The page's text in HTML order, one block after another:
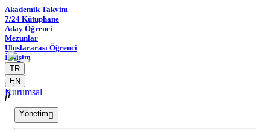
Akademik Takvim
7/24 Kütüphane
Aday Öğrenci
Mezunlar
Uluslararası Öğrenci
İletişim
TR
EN
Kurumsal
Yönetim